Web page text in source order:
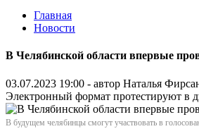
Главная
Новости
В Челябинской области впервые
03.07.2023 19:00 - автор Наталья
Электронный формат протестируют в
В будущем челябинцы смогут участвовать в